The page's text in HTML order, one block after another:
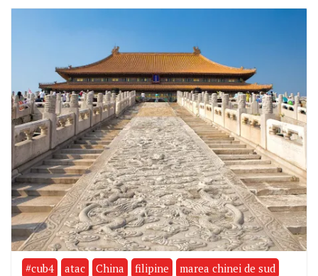
#cub4 atac China filipine
marea chinei de sud